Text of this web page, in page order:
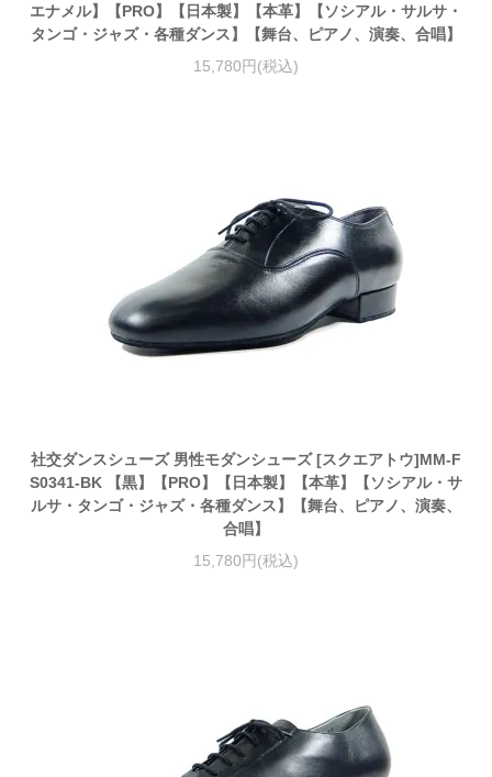
エナメル】【PRO】【日本製】【本革】【ソシアル・サルサ・
タンゴ・ジャズ・各種ダンス】【舞台、ピアノ、演奏、合唱】
15,780円(税込)
社交ダンスシューズ 男性モダンシューズ [スクエアトウ]MM-F
S0341-BK 【黒】【PRO】【日本製】【本革】【ソシアル・サ
ルサ・タンゴ・ジャズ・各種ダンス】【舞台、ピアノ、演奏、
合唱】
15,780円(税込)